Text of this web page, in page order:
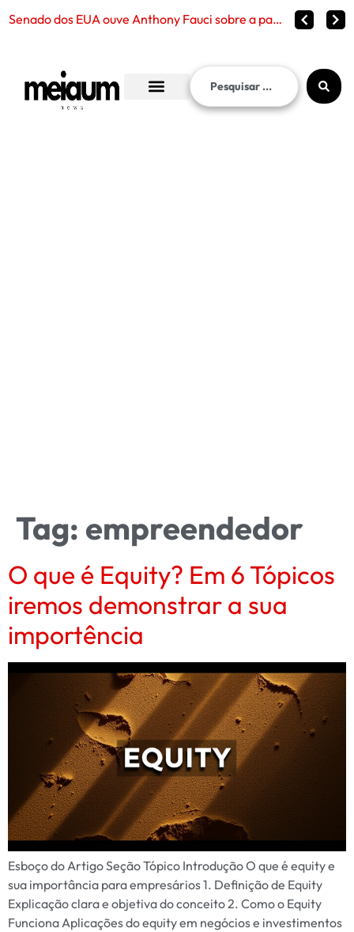
Senado dos EUA ouve Anthony Fauci sobre a pandemia de Covid-19 e reabre debate sobre censura, políticas públic
Tag: empreendedor
O que é Equity? Em 6 Tópicos
iremos demonstrar a sua
importência
Esboço do Artigo Seção Tópico Introdução O que é equity e
sua importância para empresários 1. Definição de Equity
Explicação clara e objetiva do conceito 2. Como o Equity
Funciona Aplicações do equity em negócios e investimentos